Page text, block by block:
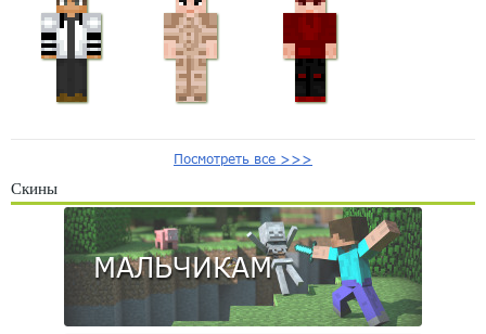
Посмотреть все >>>
Скины
МАЛЬЧИКАМ